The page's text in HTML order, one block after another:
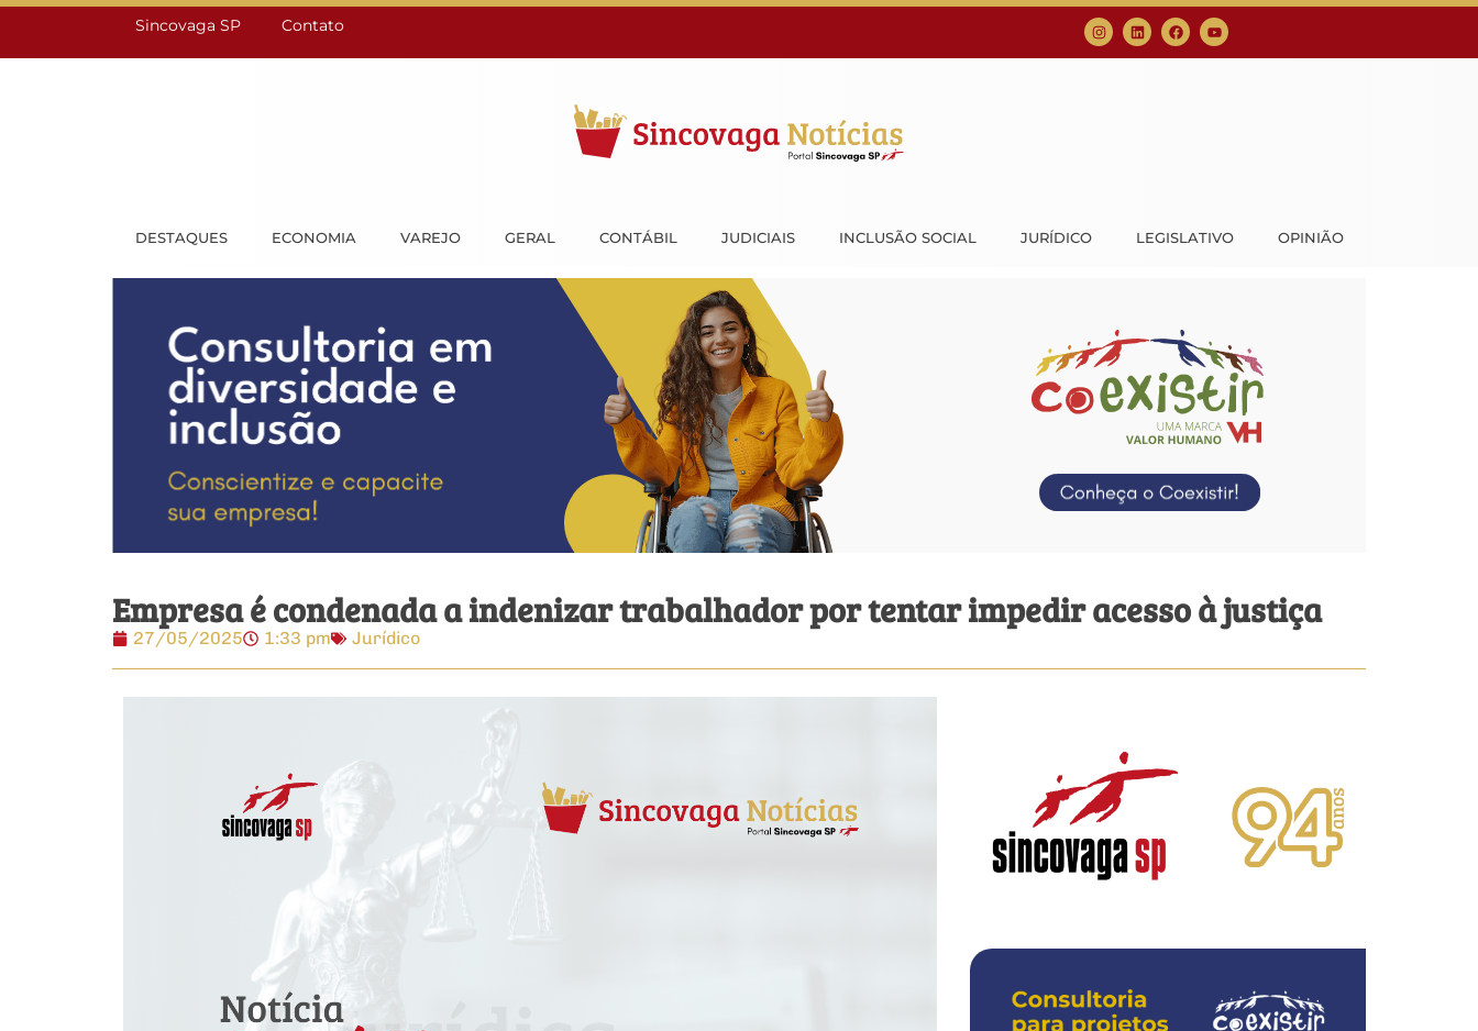
Sincovaga SP Contato
DESTAQUES ECONOMIA VAREJO GERAL CONTÁBIL JUDICIAIS INCLUSÃO SOCIAL JURÍDICO LEGISLATIVO OPINIÃO
Empresa é condenada a indenizar trabalhador por tentar impedir acesso à justiça
27/05/2025 1:33 pm Jurídico